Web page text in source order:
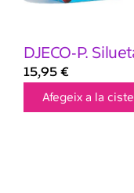
DJECO-P.
15,95 €
Afegeix a la